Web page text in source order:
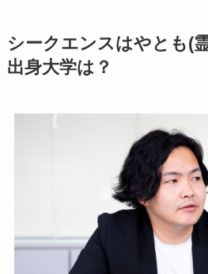
シークエンスはやとも(
出身大学は？